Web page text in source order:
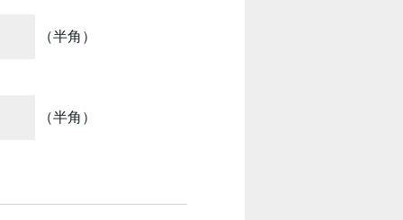
（半角）
（半角）